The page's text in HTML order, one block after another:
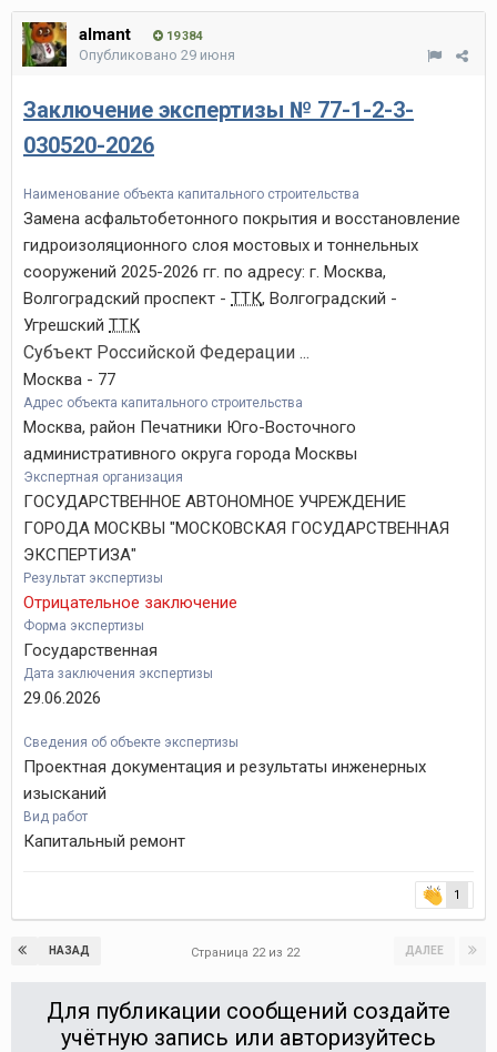
almant 19 384
Опубликовано 29 июня
Заключение экспертизы № 77-1-2-3-
030520-2026
Наименование объекта капитального строительства
Замена асфальтобетонного покрытия и восстановление
гидроизоляционного слоя мостовых и тоннельных
сооружений 2025-2026 гг. по адресу: г. Москва,
Волгоградский проспект - ТТК, Волгоградский -
Угрешский ТТК
Субъект Российской Федерации ...
Москва - 77
Адрес объекта капитального строительства
Москва, район Печатники Юго-Восточного
административного округа города Москвы
Экспертная организация
ГОСУДАРСТВЕННОЕ АВТОНОМНОЕ УЧРЕЖДЕНИЕ
ГОРОДА МОСКВЫ "МОСКОВСКАЯ ГОСУДАРСТВЕННАЯ
ЭКСПЕРТИЗА"
Результат экспертизы
Отрицательное заключение
Форма экспертизы
Государственная
Дата заключения экспертизы
29.06.2026
Сведения об объекте экспертизы
Проектная документация и результаты инженерных
изысканий
Вид работ
Капитальный ремонт
1
НАЗАД ДАЛЕЕ
Страница 22 из 22
Для публикации сообщений создайте
учётную запись или авторизуйтесь